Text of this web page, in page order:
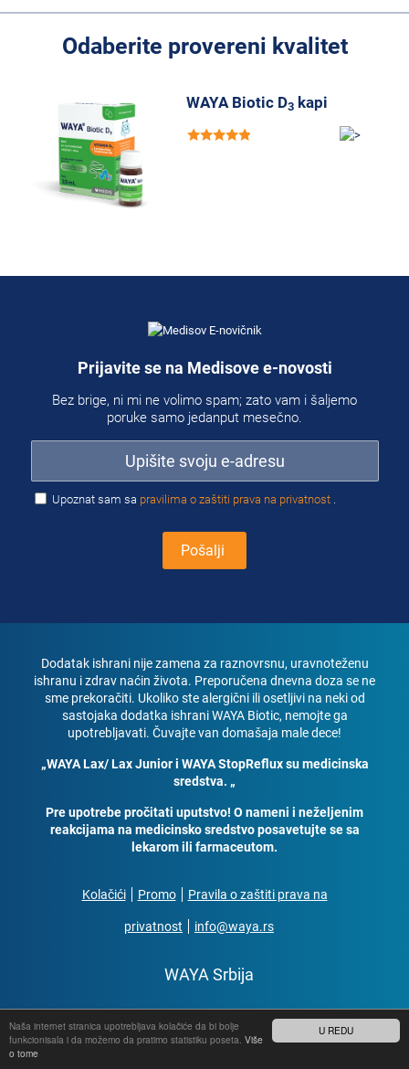
U REDU
Naša internet stranica upotrebljava kolačiće da bi bolje
funkcionisala i da možemo da pratimo statistiku poseta. Više
o tome
Odaberite provereni kvalitet
WAYA Biotic D3 kapi
Prijavite se na Medisove e-novosti
Bez brige, ni mi ne volimo spam; zato vam i šaljemo
poruke samo jedanput mesečno.
Upoznat sam sa pravilima o zaštiti prava na privatnost
Dodatak ishrani nije zamena za raznovrsnu, uravnoteženu
ishranu i zdrav naćin života. Preporučena dnevna doza se ne
sme prekoračiti. Ukoliko ste alergični ili osetljivi na neki od
sastojaka dodatka ishrani WAYA Biotic, nemojte ga
upotrebljavati. Čuvajte van domašaja male dece!
„WAYA Lax/ Lax Junior i WAYA StopReflux su medicinska
sredstva. „
Pre upotrebe pročitati uputstvo! O nameni i neželjenim
reakcijama na medicinsko sredstvo posavetujte se sa
lekarom ili farmaceutom.
Kolačići Promo Pravila o zaštiti prava na
privatnost info@waya.rs
WAYA Srbija
2022 © Medis, d.o.o., sva prava pridržana